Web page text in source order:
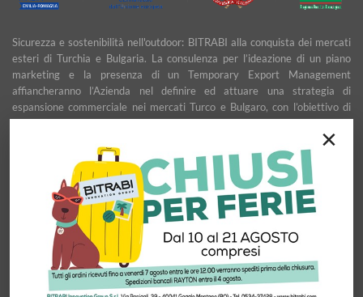
×
Sicurezza e sostenibilità nell'outdoor: BITRABI alla conquista dei mercati
esteri di Turchia e Bulgaria. La consulenza per l’ideazione di un piano
marketing e la presenza di un Temporary Export Management
affiancheranno l’Azienda nel definire ed attuare una strategia di
espansione commerciale nei mercati Turco e Bulgaro, con l’obiettivo di
garantire uno sviluppo stabile e duraturo.